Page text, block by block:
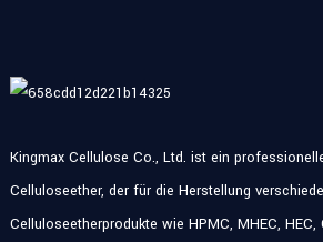
Kingmax Cellulose Co., Ltd. ist ein
Celluloseether, der für die Herstellung
Celluloseetherprodukte wie HPMC, MHEC, HEC,